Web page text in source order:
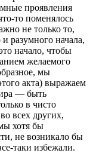
проявления
то поменялось
не только то,
разумного начала,
начало, чтобы
желаемого
мы
акта) выражаем
— быть
в чисто
всех других,
хотя бы
не возникало бы
таки избежали.